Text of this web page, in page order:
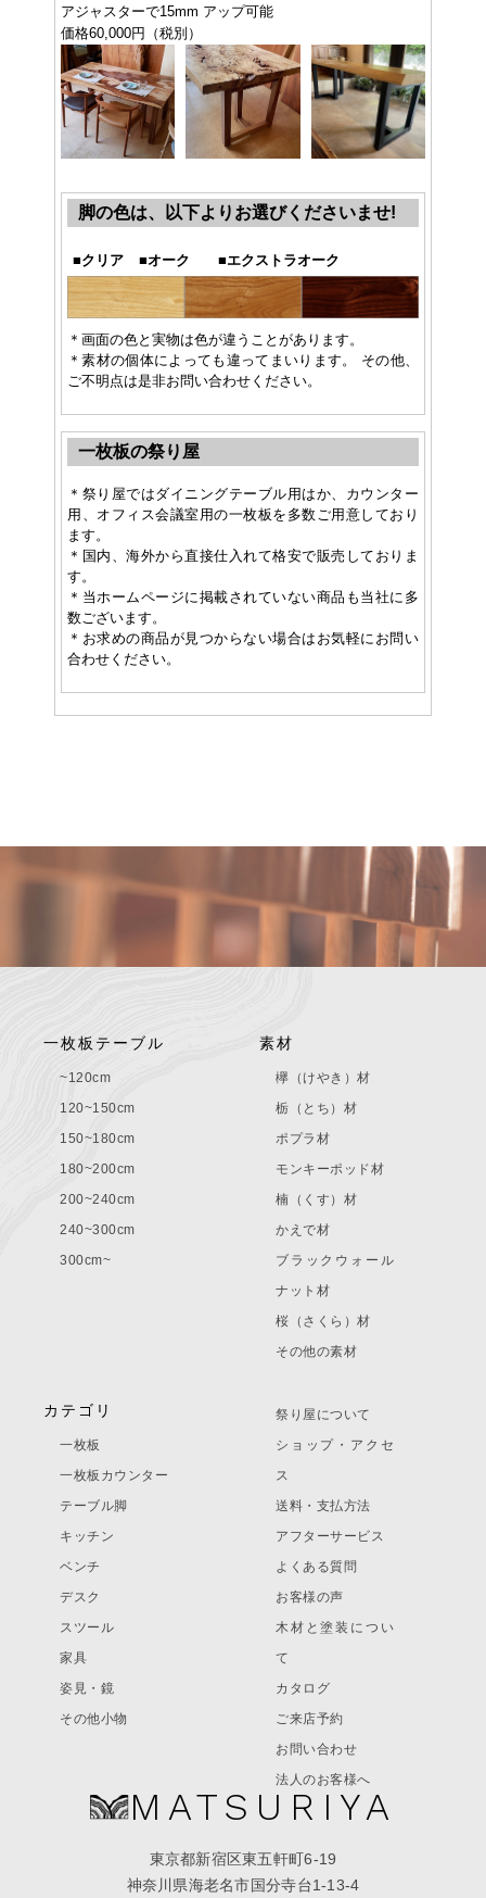
アジャスターで15mm アップ可能
価格60,000円（税別）
脚の色は、以下よりお選びくださいませ!
■クリア ■オーク ■エクストラオーク
＊画面の色と実物は色が違うことがあります。
＊素材の個体によっても違ってまいります。 その他、
ご不明点は是非お問い合わせください。
一枚板の祭り屋
＊祭り屋ではダイニングテーブル用はか、カウンター
用、オフィス会議室用の一枚板を多数ご用意しており
ます。
＊国内、海外から直接仕入れて格安で販売しておりま
す。
＊当ホームページに掲載されていない商品も当社に多
数ございます。
＊お求めの商品が見つからない場合はお気軽にお問い
合わせください。
MATSURIYA
東京都新宿区東五軒町6-19
神奈川県海老名市国分寺台1-13-4
一枚板テーブル
~120cm
120~150cm
150~180cm
180~200cm
200~240cm
240~300cm
300cm~
素材
欅（けやき）材
栃（とち）材
ポプラ材
モンキーポッド材
楠（くす）材
かえで材
ブラックウォール
ナット材
桜（さくら）材
その他の素材
カテゴリ
一枚板
一枚板カウンター
テーブル脚
キッチン
ベンチ
デスク
スツール
家具
姿見・鏡
その他小物
祭り屋について
ショップ・アクセ
ス
送料・支払方法
アフターサービス
よくある質問
お客様の声
木材と塗装につい
て
カタログ
ご来店予約
お問い合わせ
法人のお客様へ